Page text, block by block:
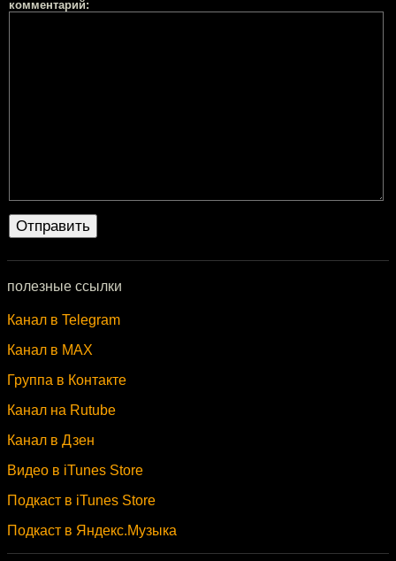
комментарий:
полезные ссылки
Канал в Telegram
Канал в MAX
Группа в Контакте
Канал на Rutube
Канал в Дзен
Видео в iTunes Store
Подкаст в iTunes Store
Подкаст в Яндекс.Музыка